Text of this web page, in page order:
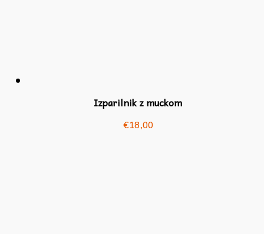
Izparilnik z muckom
€18,00